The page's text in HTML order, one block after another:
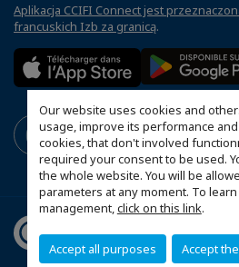
Our website uses cookies and
usage, improve its performance
cookies, that don't involved
required your consent to be used.
the whole website. You will be
parameters at any moment. To
management,click on this link.
Accept all purposes Accept
Aplikacja CCIFI Connect jest
francuskich Izb za granicą.